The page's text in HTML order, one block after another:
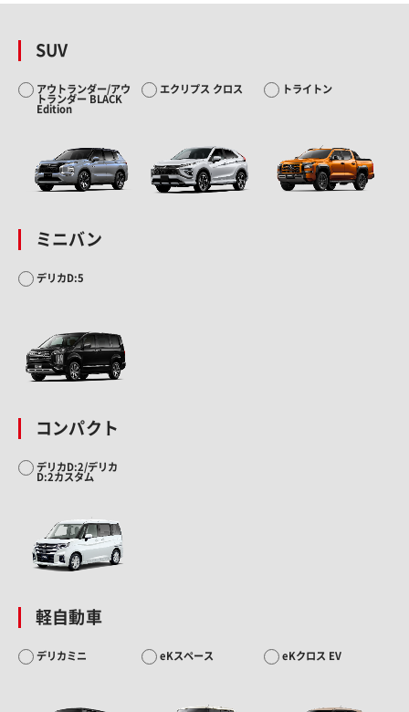
SUV
アウトランダー/アウ
トランダー BLACK
Edition
エクリプス クロス トライトン
ミニバン
デリカD:5
コンパクト
デリカD:2/デリカ
D:2カスタム
軽自動車
デリカミニ eKスペース eKクロス EV